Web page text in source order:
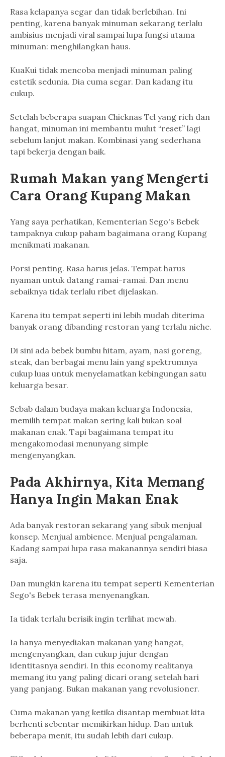
Rasa kelapanya segar dan tidak berlebihan. Ini
penting, karena banyak minuman sekarang terlalu
ambisius menjadi viral sampai lupa fungsi utama
minuman: menghilangkan haus.
KuaKui tidak mencoba menjadi minuman paling
estetik sedunia. Dia cuma segar. Dan kadang itu
cukup.
Setelah beberapa suapan Chicknas Tel yang rich dan
hangat, minuman ini membantu mulut “reset” lagi
sebelum lanjut makan. Kombinasi yang sederhana
tapi bekerja dengan baik.
Rumah Makan yang Mengerti
Cara Orang Kupang Makan
Yang saya perhatikan, Kementerian Sego's Bebek
tampaknya cukup paham bagaimana orang Kupang
menikmati makanan.
Porsi penting. Rasa harus jelas. Tempat harus
nyaman untuk datang ramai-ramai. Dan menu
sebaiknya tidak terlalu ribet dijelaskan.
Karena itu tempat seperti ini lebih mudah diterima
banyak orang dibanding restoran yang terlalu niche.
Di sini ada bebek bumbu hitam, ayam, nasi goreng,
steak, dan berbagai menu lain yang spektrumnya
cukup luas untuk menyelamatkan kebingungan satu
keluarga besar.
Sebab dalam budaya makan keluarga Indonesia,
memilih tempat makan sering kali bukan soal
makanan enak. Tapi bagaimana tempat itu
mengakomodasi menunyang simple
mengenyangkan.
Pada Akhirnya, Kita Memang
Hanya Ingin Makan Enak
Ada banyak restoran sekarang yang sibuk menjual
konsep. Menjual ambience. Menjual pengalaman.
Kadang sampai lupa rasa makanannya sendiri biasa
saja.
Dan mungkin karena itu tempat seperti Kementerian
Sego's Bebek terasa menyenangkan.
Ia tidak terlalu berisik ingin terlihat mewah.
Ia hanya menyediakan makanan yang hangat,
mengenyangkan, dan cukup jujur dengan
identitasnya sendiri. In this economy realitanya
memang itu yang paling dicari orang setelah hari
yang panjang. Bukan makanan yang revolusioner.
Cuma makanan yang ketika disantap membuat kita
berhenti sebentar memikirkan hidup. Dan untuk
beberapa menit, itu sudah lebih dari cukup.